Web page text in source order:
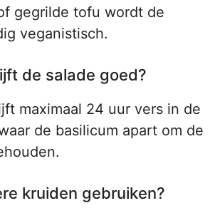
gegrilde tofu wordt de
veganistisch.
de salade goed?
maximaal 24 uur vers in de
de basilicum apart om de
kruiden gebruiken?